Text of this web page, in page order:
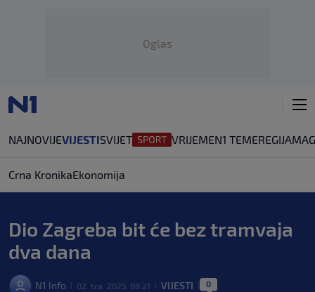
Oglas
NAJNOVIJEVIJESTISVIJET VRIJEMEN1 TEMEREGIJA
Crna KronikaEkonomija
Dio Zagreba bit će bez tramvaja
dva dana
N1 Info 02. tra. 2025. 08:21 VIJESTI 0